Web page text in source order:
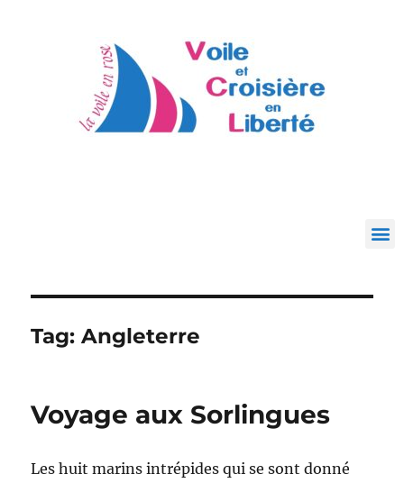
Tag:Angleterre
Voyage aux Sorlingues
Les huit marins intrépides qui se sont donné